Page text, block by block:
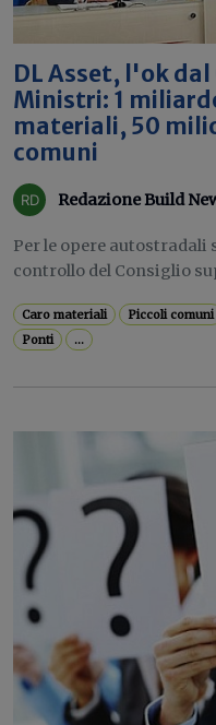
DL Asset, l'ok
Ministri: 1
materiali, 50
comuni
Redazione Build
Per le opere
controllo del Consiglio
Caro materiali Piccoli comuni
Ponti
...